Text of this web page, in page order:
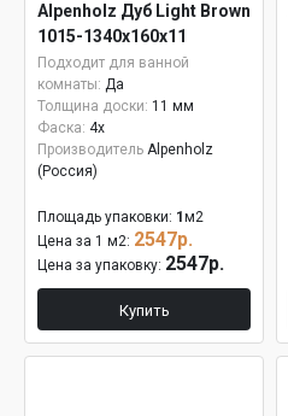
Alpenholz Дуб Light Brown
1015-1340х160х11
Подходит для ванной
комнаты: Да
Толщина доски: 11 мм
Фаска: 4x
Производитель Alpenholz
(Россия)
Площадь упаковки: 1 м2
Цена за 1 м2: 2547р.
Цена за упаковку: 2547р.
Купить